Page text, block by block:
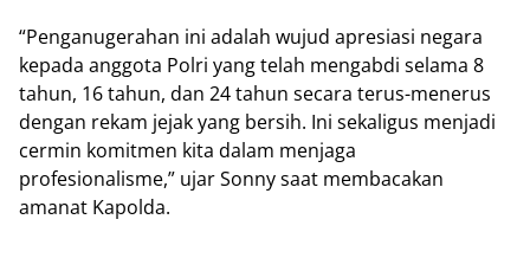
“Penganugerahan ini adalah wujud apresiasi negara
kepada anggota Polri yang telah mengabdi selama 8
tahun, 16 tahun, dan 24 tahun secara terus-menerus
dengan rekam jejak yang bersih. Ini sekaligus menjadi
cermin komitmen kita dalam menjaga
profesionalisme,” ujar Sonny saat membacakan
amanat Kapolda.